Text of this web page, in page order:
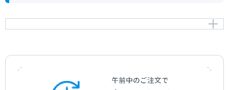
夜想曲（ノクターン） 第20番 嬰ハ短調 KK4a-16／BI